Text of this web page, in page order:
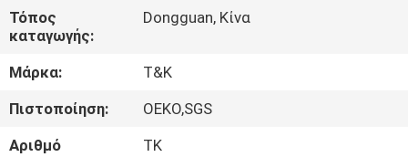
ΕΜΕΊΣ
ΓΎΡΟΣ
ΕΡΓΟΣΤΑΣΊΩΝ
Τόπος
καταγωγής:
Dongguan, Κίνα
Μάρκα:
T&K
Πιστοποίηση:
OEKO,SGS
Αριθμό
TK